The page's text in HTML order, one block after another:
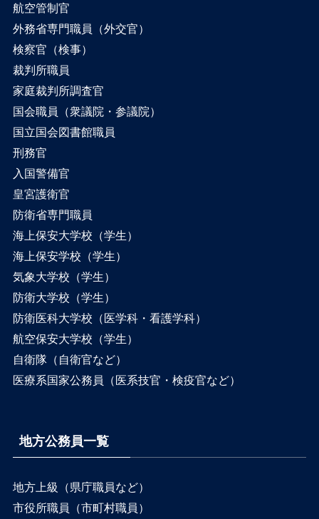
航空管制官
外務省専門職員（外交官）
検察官（検事）
裁判所職員
家庭裁判所調査官
国会職員（衆議院・参議院）
国立国会図書館職員
刑務官
入国警備官
皇宮護衛官
防衛省専門職員
海上保安大学校（学生）
海上保安学校（学生）
気象大学校（学生）
防衛大学校（学生）
防衛医科大学校（医学科・看護学科）
航空保安大学校（学生）
自衛隊（自衛官など）
医療系国家公務員（医系技官・検疫官など）
地方公務員一覧
地方上級（県庁職員など）
市役所職員（市町村職員）